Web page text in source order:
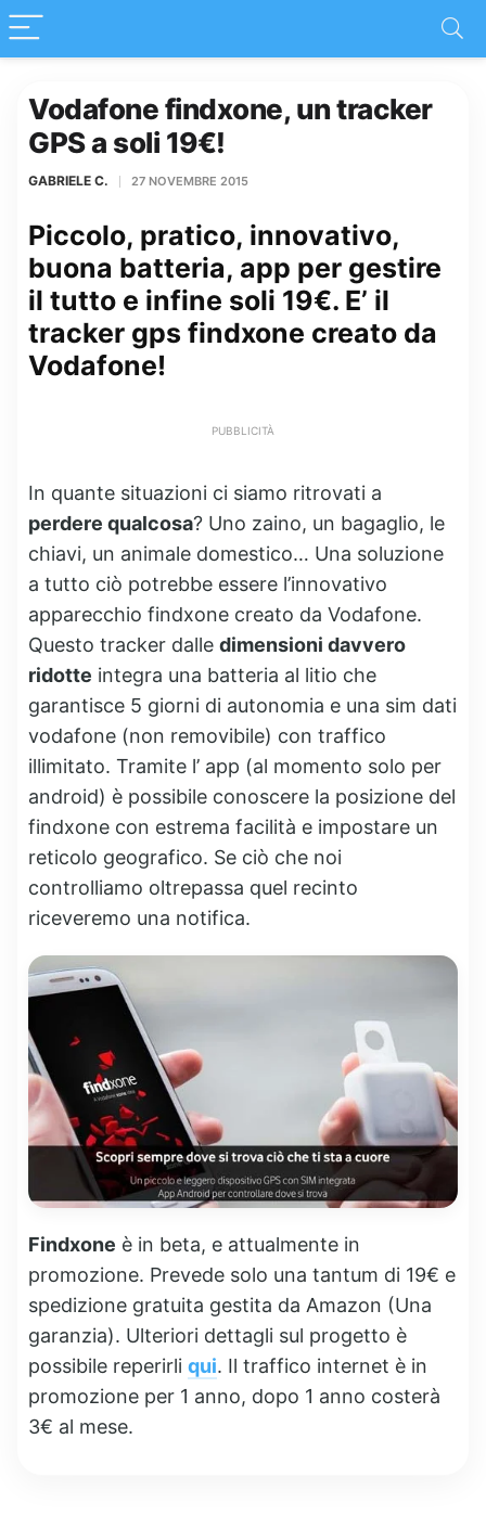
Vodafone findxone, un tracker
GPS a soli 19€!
GABRIELE C. 27 NOVEMBRE 2015
Piccolo, pratico, innovativo,
buona batteria, app per gestire
il tutto e infine soli 19€. E’ il
tracker gps findxone creato da
Vodafone!
PUBBLICITÀ
In quante situazioni ci siamo ritrovati a
perdere qualcosa? Uno zaino, un bagaglio, le
chiavi, un animale domestico… Una soluzione
a tutto ciò potrebbe essere l’innovativo
apparecchio findxone creato da Vodafone.
Questo tracker dalle dimensioni davvero
ridotte integra una batteria al litio che
garantisce 5 giorni di autonomia e una sim dati
vodafone (non removibile) con traffico
illimitato. Tramite l’ app (al momento solo per
android) è possibile conoscere la posizione del
findxone con estrema facilità e impostare un
reticolo geografico. Se ciò che noi
controlliamo oltrepassa quel recinto
riceveremo una notifica.
Findxone è in beta, e attualmente in
promozione. Prevede solo una tantum di 19€ e
spedizione gratuita gestita da Amazon (Una
garanzia). Ulteriori dettagli sul progetto è
possibile reperirli qui. Il traffico internet è in
promozione per 1 anno, dopo 1 anno costerà
3€ al mese.